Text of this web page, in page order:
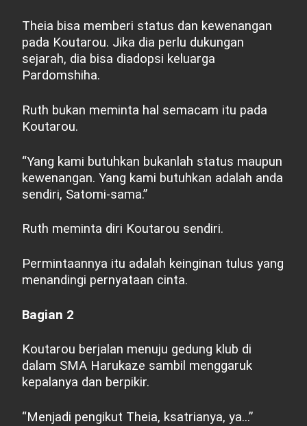
Theia bisa memberi status dan kewenangan
pada Koutarou. Jika dia perlu dukungan
sejarah, dia bisa diadopsi keluarga
Pardomshiha.
Ruth bukan meminta hal semacam itu pada
Koutarou.
“Yang kami butuhkan bukanlah status maupun
kewenangan. Yang kami butuhkan adalah anda
sendiri, Satomi-sama.”
Ruth meminta diri Koutarou sendiri.
Permintaannya itu adalah keinginan tulus yang
menandingi pernyataan cinta.
Bagian 2
Koutarou berjalan menuju gedung klub di
dalam SMA Harukaze sambil menggaruk
kepalanya dan berpikir.
“Menjadi pengikut Theia, ksatrianya, ya...”